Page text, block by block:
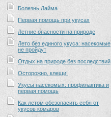
Болезнь Лайма
Первая помощь при укусах
Летние опасности на природе
Лето без единого укуса: насекомые
не пройдут
Отдых на природе без последствий
Осторожно, клещи!
Укусы насекомых: профилактика и
первая помощь
Как летом обезопасить себя от
укусов комаров